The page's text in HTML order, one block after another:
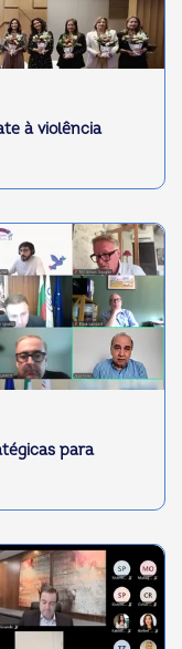
à violência
para